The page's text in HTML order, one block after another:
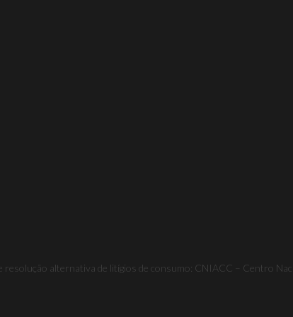
resolução alternativa de litígios de consumo: CNIACC – Centro